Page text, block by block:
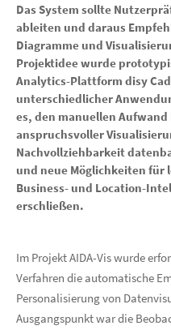
Das System sollte
ableiten und daraus
Diagramme und
Projektidee wurde
Analytics-Plattform disy
unterschiedlicher
es, den manuellen
anspruchsvoller
Nachvollziehbarkeit
und neue Möglichkeiten für
Business- und Location-
erschließen.
Im Projekt AIDA-Vis wurde
Verfahren die automatische
Personalisierung von
Ausgangspunkt war die